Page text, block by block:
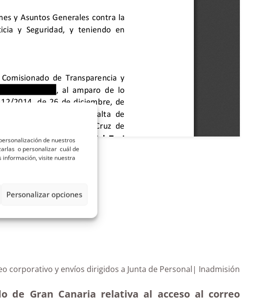
de nuestros
o personalizar cuál de
información, visite nuestra
Personalizar opciones
corporativo y envíos dirigidos a Junta de Personal| Inadmisión
de Gran Canaria relativa al acceso al correo